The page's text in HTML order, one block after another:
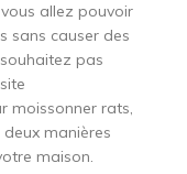
allez pouvoir
sans causer des
pas
moissonner rats,
manières
maison.